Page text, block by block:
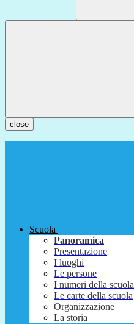
close
Scuola
Panoramica
Presentazione
I luoghi
Le persone
I numeri della scuola
Le carte della scuola
Organizzazione
La storia